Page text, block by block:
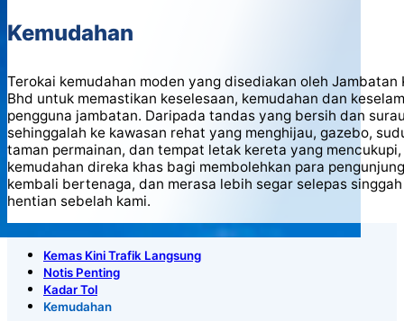
Kemudahan
Terokai kemudahan moden yang disediakan oleh Jambatan
Bhd untuk memastikan keselesaan, kemudahan dan
pengguna jambatan. Daripada tandas yang bersih dan
sehinggalah ke kawasan rehat yang menghijau, gazebo,
taman permainan, dan tempat letak kereta yang
kemudahan direka khas bagi membolehkan para
kembali bertenaga, dan merasa lebih segar selepas
hentian sebelah kami.
Kemas Kini Trafik Langsung
Notis Penting
Kadar Tol
Kemudahan